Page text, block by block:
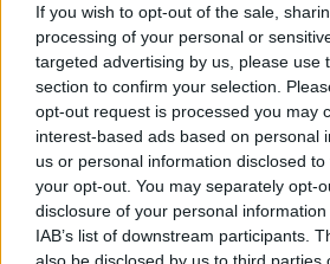
If you wish to opt-out of the sale,
processing of your personal or
targeted advertising by us, please use
section to confirm your selection.
opt-out request is processed you may
interest-based ads based on personal
us or personal information disclosed
your opt-out. You may separately opt-
disclosure of your personal
IAB’s list of downstream participants.
also be disclosed by us to third parties
Ecco le opportunità proposte dai Centri
la settimana 04 del 2026 (dal 25 January
2026), lavori a tempo indeterminato e
apprendistato.
Per vedere tutte le offerte di lavoro
Questa settimana:
I lavori più richiesti